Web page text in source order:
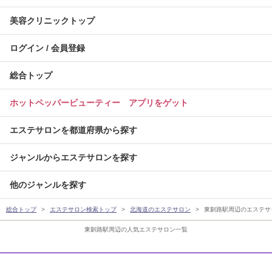
東釧路駅周辺の人気エステサロン一覧
美容クリニックトップ
ログイン / 会員登録
総合トップ
ホットペッパービューティー アプリをゲット
エステサロンを都道府県から探す
ジャンルからエステサロンを探す
他のジャンルを探す
総合トップ エステサロン検索トップ 北海道のエステサロン 東釧路駅周辺のエステサ